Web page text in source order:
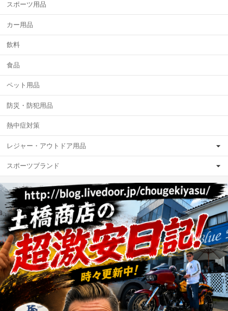
スポーツ用品
カー用品
飲料
食品
ペット用品
防災・防犯用品
熱中症対策
レジャー・アウトドア用品
スポーツブランド